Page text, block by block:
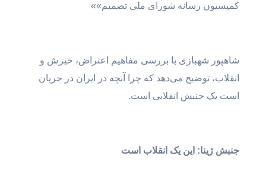
کمیسیون رسانه شورای ملی تصمیم»»
شاهپور شهبازی با بررسی مفاهیم اعتراض، خیزش و
انقلاب، توضیح می‌دهد که چرا آنچه در ایران در جریان
است یک جنبش انقلابی است.
جنبش ژینا: این یک انقلاب است